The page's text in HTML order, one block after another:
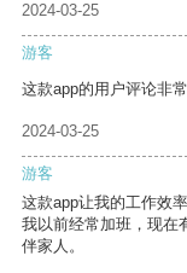
2024-03-25
游客
这款app的用户评论非
2024-03-25
游客
这款app让我的工作效
我以前经常加班，现在
伴家人。